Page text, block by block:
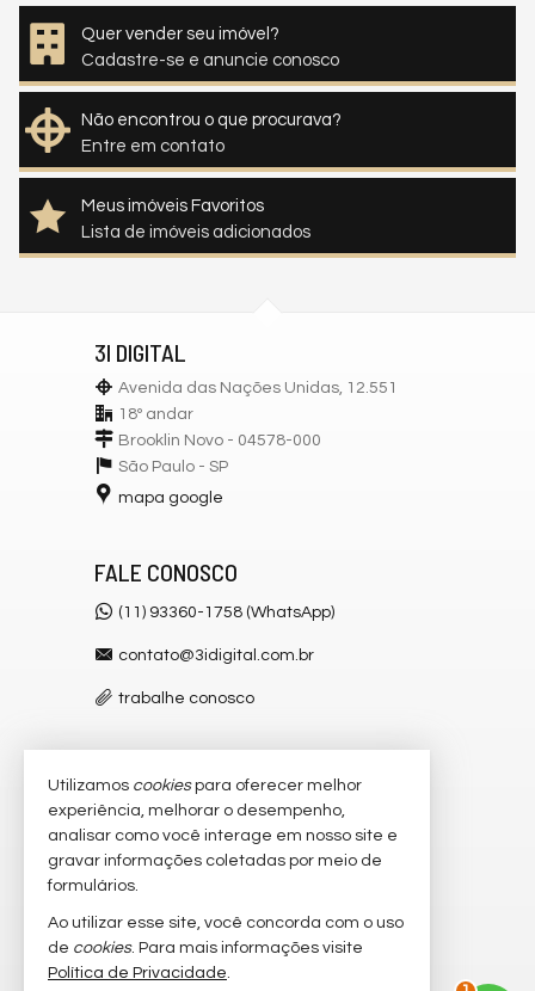
Quer vender seu imóvel?
Cadastre-se e anuncie conosco
Não encontrou o que procurava?
Entre em contato
Meus imóveis Favoritos
Lista de imóveis adicionados
3I DIGITAL
Avenida das Nações Unidas, 12.551
18º andar
Brooklin Novo - 04578-000
São Paulo - SP
mapa google
FALE CONOSCO
(11) 93360-1758 (WhatsApp)
contato@3idigital.com.br
trabalhe conosco
VEJA MAIS
receba nosso newsletter
imóveis favoritos
mapa de imóveis
Utilizamos cookiespara oferecer melhor
experiência, melhorar o desempenho,
analisar como você interage em nosso site e
gravar informações coletadas por meio de
formulários.
Ao utilizar esse site, você concorda com o uso
de cookies. Para mais informações visite
Política de Privacidade.